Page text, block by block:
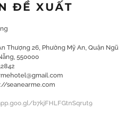
ĐỀ XUẤT
Thượng 26, Phường Mỹ An, Quận Ngũ
550000
seanearme.com
b7kjFHLFGtnSqrut9